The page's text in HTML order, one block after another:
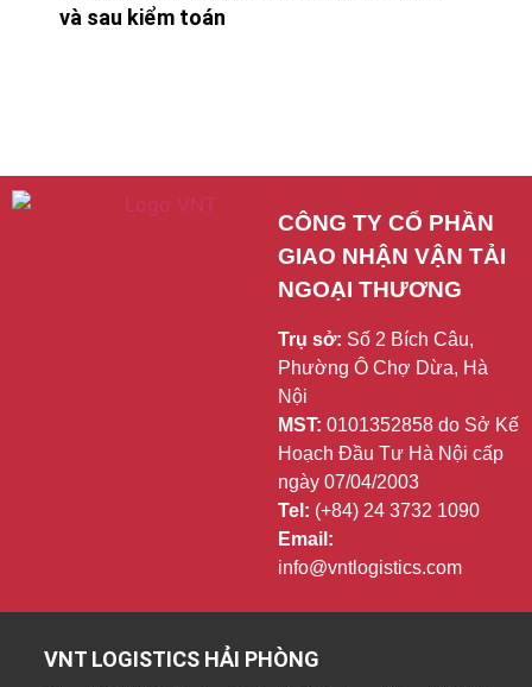
và sau kiểm toán
CÔNG TY CỔ PHẦN
GIAO NHẬN VẬN TẢI
NGOẠI THƯƠNG
Trụ sở: Số 2 Bích Câu,
Phường Ô Chợ Dừa, Hà
Nội
MST: 0101352858 do Sở Kế
Hoạch Đầu Tư Hà Nội cấp
ngày 07/04/2003
Tel: (+84) 24 3732 1090
Email:
info@vntlogistics.com
VNT LOGISTICS HẢI PHÒNG